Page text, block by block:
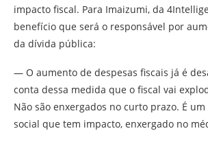
impacto fiscal. Para Imaizumi, da
benefício que será o responsável por
da dívida pública:
— O aumento de despesas fiscais já é
conta dessa medida que o fiscal vai
Não são enxergados no curto prazo. É
social que tem impacto, enxergado no